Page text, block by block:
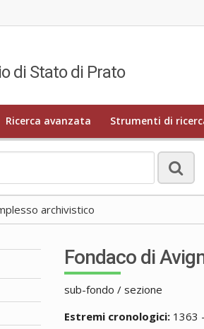
di Stato di Prato
Ricerca avanzata Strumenti di
archivistico
Fondaco di
sub-fondo / sezione
Estremi cronologici: 1363